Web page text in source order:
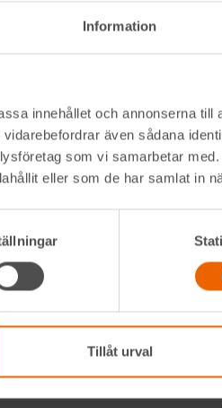
Information
innehållet och annonserna till
även sådana
som vi samarbetar
eller som de har samlat in
Tillåt urval
Alltid nära
Facebook
Instagram
LinkedIn